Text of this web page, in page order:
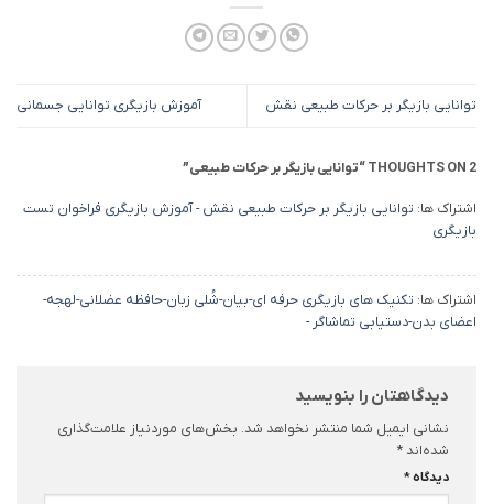
توانایی بازیگر بر حرکات طبیعی نقش آموزش بازیگری توانایی جسمانی
2 THOUGHTS ON “ توانایی بازیگر بر حرکات طبیعی”
اشتراک ها: توانایی بازیگر بر حرکات طبیعی نقش - آموزش بازیگری فراخوان تست
بازیگري
اشتراک ها: تکنیک های بازیگری حرفه ای-بیان-شُلی زبان-حافظه عضلانی-لهجه-
اعضای بدن-دستیابی تماشاگر -
دیدگاهتان را بنویسید
نشانی ایمیل شما منتشر نخواهد شد. بخش‌های موردنیاز علامت‌گذاری
شده‌اند *
دیدگاه*